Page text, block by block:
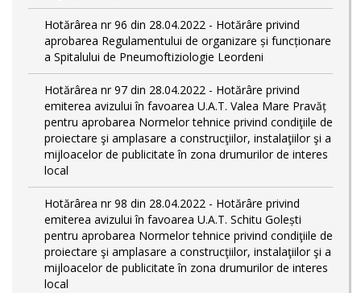
Hotărârea nr 96 din 28.04.2022 - Hotărâre privind
aprobarea Regulamentului de organizare și funcționare
a Spitalului de Pneumoftiziologie Leordeni
Hotărârea nr 97 din 28.04.2022 - Hotărâre privind
emiterea avizului în favoarea U.A.T. Valea Mare Pravăț
pentru aprobarea Normelor tehnice privind condiţiile de
proiectare şi amplasare a construcţiilor, instalaţiilor şi a
mijloacelor de publicitate în zona drumurilor de interes
local
Hotărârea nr 98 din 28.04.2022 - Hotărâre privind
emiterea avizului în favoarea U.A.T. Schitu Golești
pentru aprobarea Normelor tehnice privind condiţiile de
proiectare şi amplasare a construcţiilor, instalaţiilor şi a
mijloacelor de publicitate în zona drumurilor de interes
local